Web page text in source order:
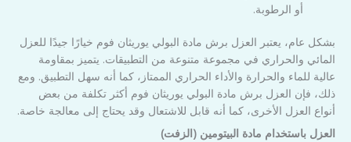
أو الرطوبة.
بشكل عام، يعتبر العزل برش مادة البولي يوريثان فوم خيارًا جيدًا للعزل
المائي والحراري في مجموعة متنوعة من التطبيقات. يتميز بمقاومة
عالية للماء والحرارة والأداء الحراري الممتاز، كما أنه سهل التطبيق. ومع
ذلك، فإن العزل برش مادة البولي يوريثان فوم أكثر تكلفة من بعض
أنواع العزل الأخرى، كما أنه قابل للاشتعال وقد يحتاج إلى معالجة خاصة.
العزل باستخدام مادة البيتومين (الزفت)